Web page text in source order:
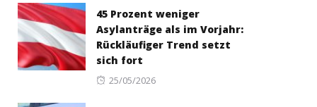
45 Prozent weniger
Asylanträge als im Vorjahr:
Rückläufiger Trend setzt
sich fort
Posted
25/05/2026